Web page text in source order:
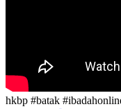
hkbp #batak